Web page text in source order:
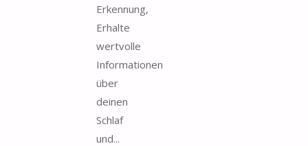
Erkennung,
Erhalte
wertvolle
Informationen
über
deinen
Schlaf
und...